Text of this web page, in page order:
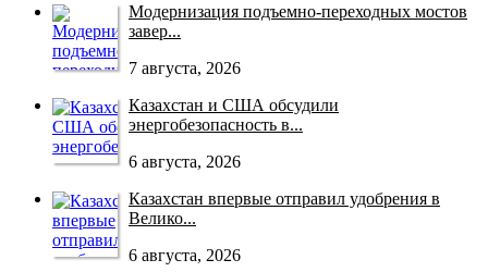
Модернизация подъемно-переходных мостов
завер...
7 августа, 2026
Казахстан и США обсудили
энергобезопасность в...
6 августа, 2026
Казахстан впервые отправил удобрения в
Велико...
6 августа, 2026